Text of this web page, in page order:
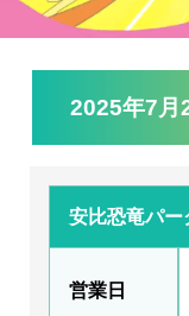
2025年7月
安比恐竜パ
営業日